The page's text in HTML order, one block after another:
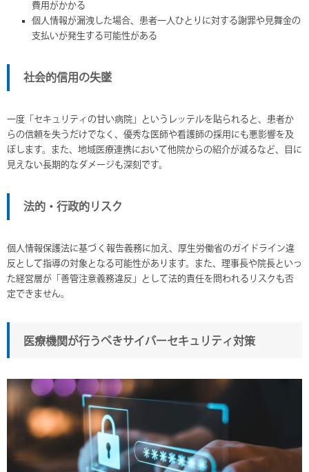
費用がかかる
個人情報が漏洩した場合、患者一人ひとりに対する謝罪や見舞金の
支払いが発生する可能性がある
社会的信用の失墜
一度「セキュリティの甘い病院」というレッテルを貼られると、患者か
らの信頼を失うだけでなく、優秀な医師や看護師の採用にも悪影響を及
ぼします。また、地域医療連携において他院からの紹介が減るなど、目に
見えない長期的なダメージも深刻です。
法的・行政的リスク
個人情報保護法に基づく報告義務に加え、厚生労働省のガイドライン違
反として指導の対象となる可能性があります。また、理事長や院長といっ
た経営層が「善管注意義務違反」として法的責任を問われるリスクも否
定できません。
医療機関が行うべきサイバーセキュリティ対策